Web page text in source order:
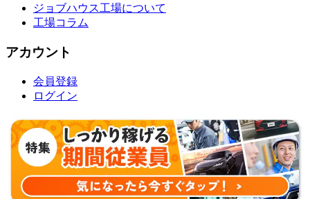
ジョブハウス工場について
工場コラム
アカウント
会員登録
ログイン